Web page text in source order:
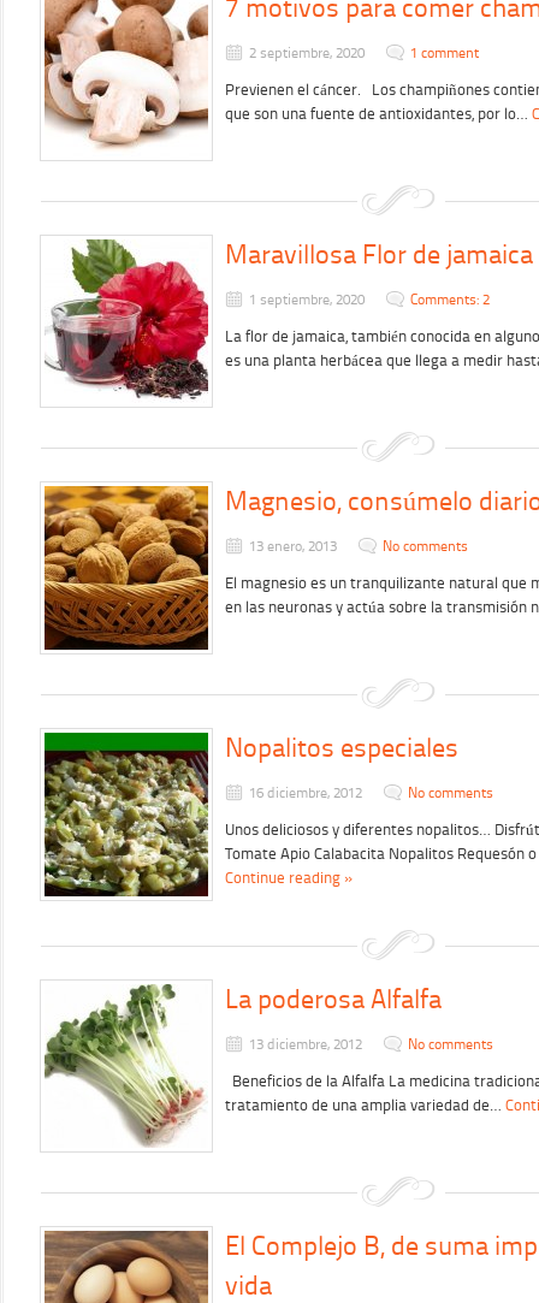
7 motivos para comer
2 septiembre, 2020 1 comment
Previenen el cáncer. Los champiñones
que son una fuente de antioxidantes, por lo…
Maravillosa Flor de jamaica
1 septiembre, 2020 Comments: 2
La flor de jamaica, también conocida en
es una planta herbácea que llega a medir
Magnesio, consúmelo
13 enero, 2013 No comments
El magnesio es un tranquilizante natural que
en las neuronas y actúa sobre la transmisión
Nopalitos especiales
16 diciembre, 2012 No comments
Unos deliciosos y diferentes nopalitos…
Tomate Apio Calabacita Nopalitos Requesón
Continue reading »
La poderosa Alfalfa
13 diciembre, 2012 No comments
Beneficios de la Alfalfa La medicina
tratamiento de una amplia variedad de…
El Complejo B, de suma
vida